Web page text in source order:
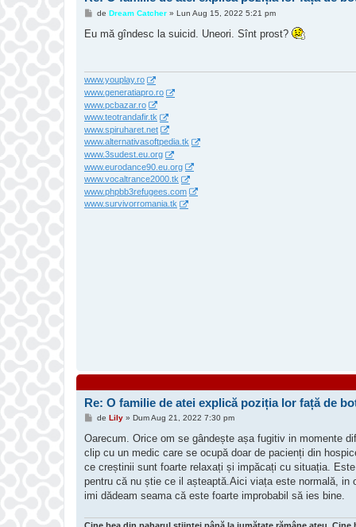
M
s
de Dream Catcher» Lun Aug 15, 2022 5:21 pm
Eu mă gîndesc la suicid. Uneori. Sînt prost?
www.youplay.ro
www.generatiapro.ro
www.pcbazar.ro
www.teotrandafir.tk
www.spiruharet.net
www.alternativasoftpedia.tk
www.3sudest.eu.org
www.eurodance90.eu.org
www.vocaltrance2000.tk
www.phpbb3refugees.com
www.survivorromania.tk
Re: O familie de atei explică poziția lor față de
M
s
j
de Lily» Dum Aug 21, 2022 7:30 pm
Oarecum. Orice om se gândește așa fugitiv in momente
clip cu un medic care se ocupă doar de pacienți din
ce creștinii sunt foarte relaxați și impăcați cu situația.
pentru că nu știe ce il așteaptă.Aici viața este normală,
imi dădeam seama că este foarte improbabil să ies bine.